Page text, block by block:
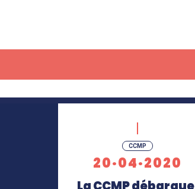
CCMP
20·04·2020